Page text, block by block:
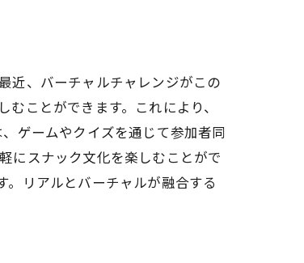
近、バーチャルチャレンジがこの
ことができます。これにより、
ゲームやクイズを通じて参加者同
にスナック文化を楽しむことがで
。リアルとバーチャルが融合する